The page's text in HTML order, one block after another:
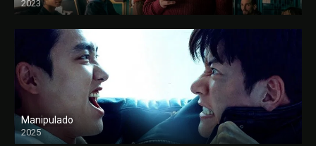
2023
Manipulado
2025